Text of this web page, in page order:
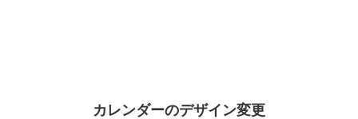
カレンダーのデザイン変更